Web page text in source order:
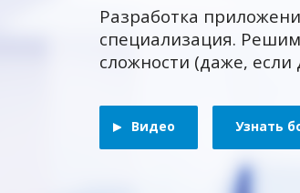
Разработка
специализация.
сложности (даже, если
Видео Узнать